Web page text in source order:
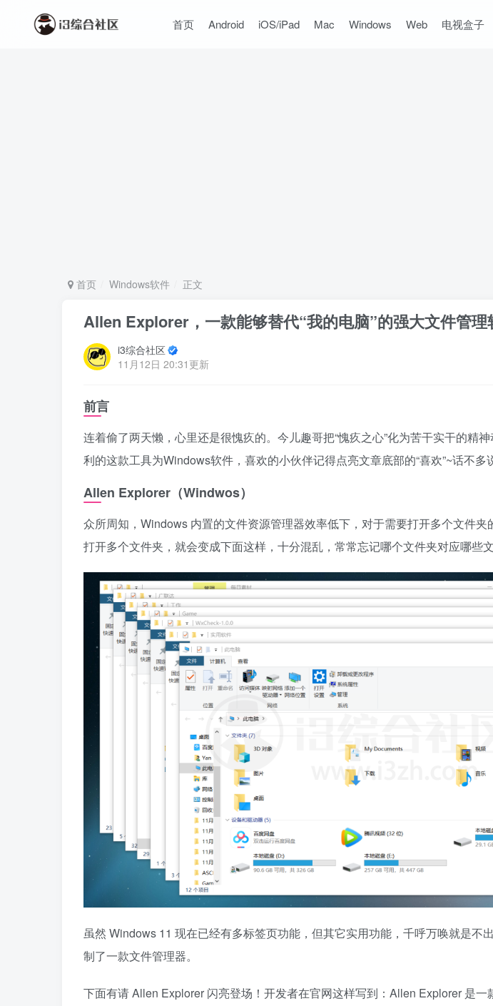
首页 Android iOS/iPad Mac Windows Web 电视盒子
首页 Windows软件 正文
Allen Explorer，一款能够替代“我的电脑”的强大文件管理
i3综合社区
11月12日 20:31更新
前言
连着偷了两天懒，心里还是很愧疚的。今儿趣哥把“愧疚之心”化为苦干实干的精
利的这款工具为Windows软件，喜欢的小伙伴记得点亮文章底部的“喜欢”~话不多
Allen Explorer （Windwos）
众所周知，Windows 内置的文件资源管理器效率低下，对于需要打开多个文件
打开多个文件夹，就会变成下面这样，十分混乱，常常忘记哪个文件夹对应哪些文
虽然 Windows 11 现在已经有多标签页功能，但其它实用功能，千呼万唤就是
制了一款文件管理器。
下面有请 Allen Explorer 闪亮登场！开发者在官网这样写到：Allen Explorer 是一